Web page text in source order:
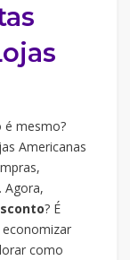
é mesmo?
Americanas
Agora,
? É
como